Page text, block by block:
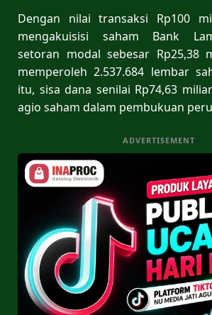
Dengan nilai transaksi Rp100
mengakuisisi saham Bank
setoran modal sebesar Rp25,38
memperoleh 2.537.684 lembar
itu, sisa dana senilai Rp74,63
agio saham dalam pembukuan
ADVERTISEMENT